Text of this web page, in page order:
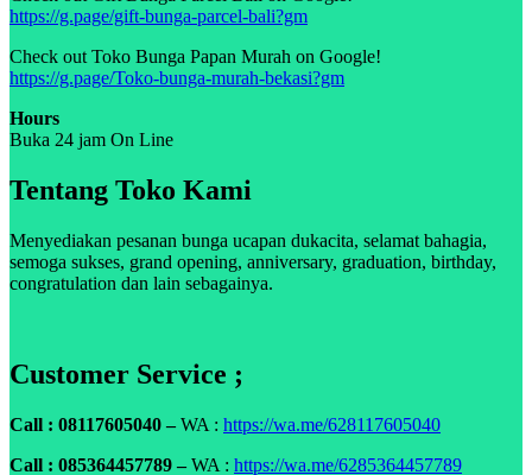
https://g.page/gift-bunga-parcel-bali?gm
Check out Toko Bunga Papan Murah on Google!
https://g.page/Toko-bunga-murah-bekasi?gm
Hours
Buka 24 jam On Line
Tentang Toko Kami
Menyediakan pesanan bunga ucapan dukacita, selamat bahagia,
semoga sukses, grand opening, anniversary, graduation, birthday,
congratulation dan lain sebagainya.
Customer Service ;
Call : 08117605040 –WA : https://wa.me/628117605040
Call : 085364457789 –WA : https://wa.me/6285364457789